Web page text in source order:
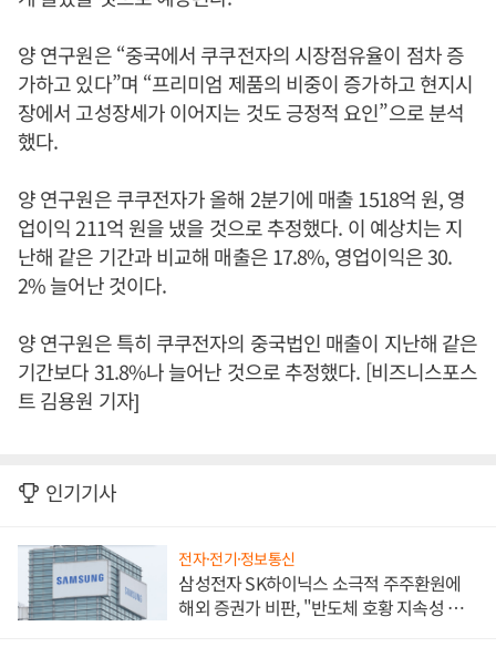
양 연구원은 “중국에서 쿠쿠전자의 시장점유율이 점차 증
가하고 있다”며 “프리미엄 제품의 비중이 증가하고 현지시
장에서 고성장세가 이어지는 것도 긍정적 요인”으로 분석
했다.
양 연구원은 쿠쿠전자가 올해 2분기에 매출 1518억 원, 영
업이익 211억 원을 냈을 것으로 추정했다. 이 예상치는 지
난해 같은 기간과 비교해 매출은 17.8%, 영업이익은 30.
2% 늘어난 것이다.
양 연구원은 특히 쿠쿠전자의 중국법인 매출이 지난해 같은
기간보다 31.8%나 늘어난 것으로 추정했다. [비즈니스포스
트 김용원 기자]
인기기사
전자·전기·정보통신
삼성전자 SK하이닉스 소극적 주주환원에
해외 증권가 비판, "반도체 호황 지속성 의